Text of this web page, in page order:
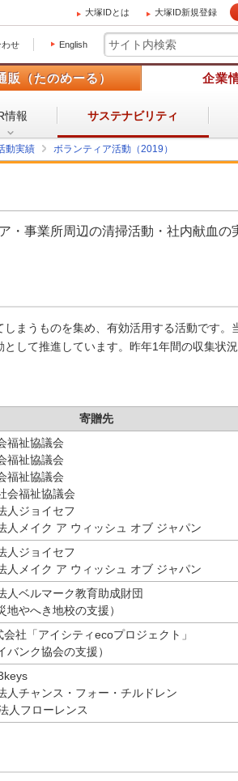
大塚IDとは 大塚ID新規登録
わせ English
販（たのめーる） 企業
情報 サステナビリティ
動実績 ボランティア活動（2019）
・事業所周辺の清掃活動・社内献血の
まうものを集め、有効活用する活動です。
して推進しています。昨年1年間の収集状
寄贈先
福祉協議会
福祉協議会
福祉協議会
会福祉協議会
人ジョイセフ
人メイク ア ウィッシュ オブ ジャパン
人ジョイセフ
人メイク ア ウィッシュ オブ ジャパン
人ベルマーク教育助成財団
地やへき地校の支援）
会社「アイシティecoプロジェクト」
バンク協会の支援）
人チャンス・フォー・チルドレン
人フローレンス